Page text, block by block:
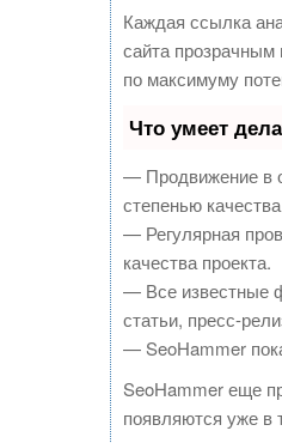
Каждая ссылка
сайта
по максимуму
Что умеет
— Продвижение в
степенью
— Регулярная
качества проекта.
— Все известные
статьи, пресс-
— SeoHammer
SeoHammer еще
появляются уже в